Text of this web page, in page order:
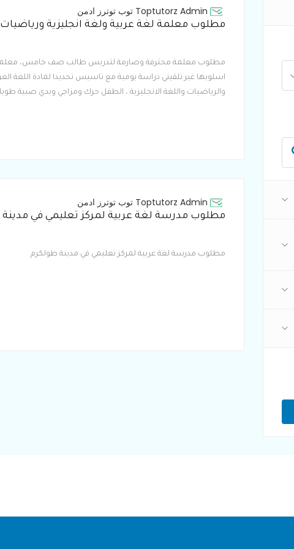
Toptutorz Admin توب توترز ادمن
مطلوب معلمة محترفة وصارمة لتدريس طالب صف خامس،
اسلوبها غير تلقيني دراسة يومية مع تاسيس تحديدا لمادة اللغة
والرياضيات واللغة الانجليزية ، الطفل حرك ومزاجي وبدي صبية
Toptutorz Admin توب توترز ادمن
مطلوب مدرسة لغة عربية لمركز تعليمي في مدينة طولكرم